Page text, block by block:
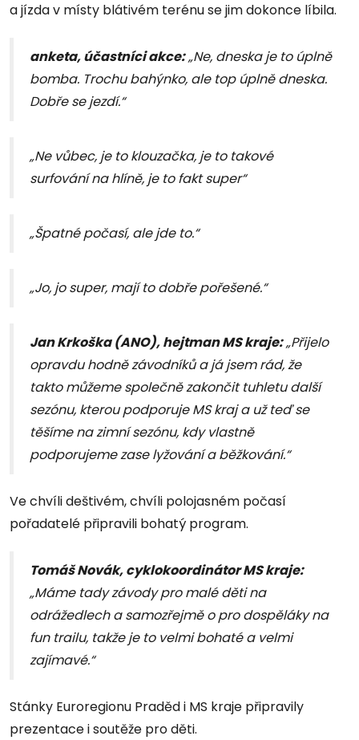
a jízda v místy blátivém terénu se jim dokonce líbila.
anketa, účastníci akce:„Ne, dneska je to úplně
bomba. Trochu bahýnko, ale top úplně dneska.
Dobře se jezdí.“
„Ne vůbec, je to klouzačka, je to takové
surfování na hlíně, je to fakt super“
„Špatné počasí, ale jde to.“
„Jo, jo super, mají to dobře pořešené.“
Jan Krkoška (ANO), hejtman MS kraje:„Přijelo
opravdu hodně závodníků a já jsem rád, že
takto můžeme společně zakončit tuhletu další
sezónu, kterou podporuje MS kraj a už teď se
těšíme na zimní sezónu, kdy vlastně
podporujeme zase lyžování a běžkování.“
Ve chvíli deštivém, chvíli polojasném počasí
pořadatelé připravili bohatý program.
Tomáš Novák, cyklokoordinátor MS kraje:
„Máme tady závody pro malé děti na
odrážedlech a samozřejmě o pro dospěláky na
fun trailu, takže je to velmi bohaté a velmi
zajímavé.“
Stánky Euroregionu Praděd i MS kraje připravily
prezentace i soutěže pro děti.